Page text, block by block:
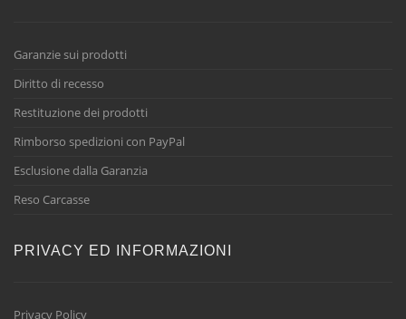
Garanzie sui prodotti
Diritto di recesso
Restituzione dei prodotti
Rimborso spedizioni con PayPal
Esclusione dalla Garanzia
Reso Carcasse
PRIVACY ED INFORMAZIONI
Privacy Policy